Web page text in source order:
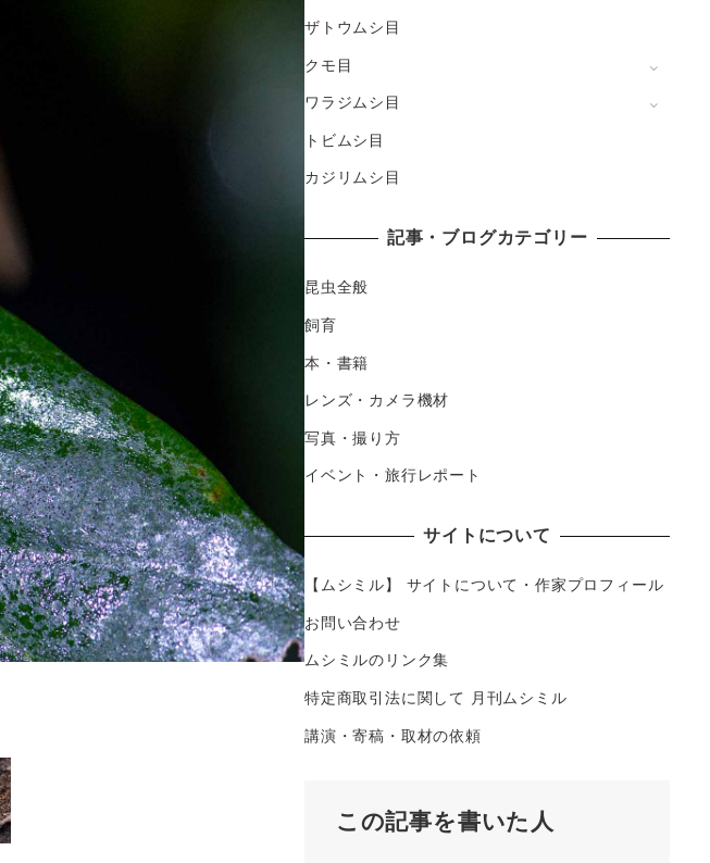
ザトウムシ目
クモ目
ワラジムシ目
トビムシ目
カジリムシ目
記事・ブログカテゴリー
昆虫全般
飼育
本・書籍
レンズ・カメラ機材
写真・撮り方
イベント・旅行レポート
サイトについて
【ムシミル】 サイトについて・作家プロフィール
お問い合わせ
ムシミルのリンク集
特定商取引法に関して 月刊ムシミル
講演・寄稿・取材の依頼
この記事を書いた人